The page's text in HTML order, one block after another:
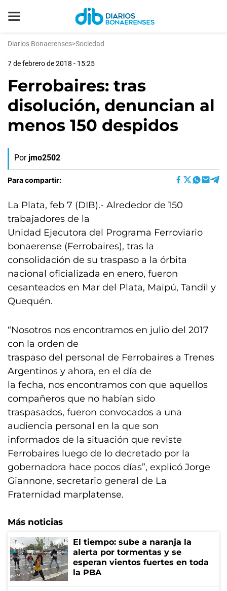
Diarios Bonaerenses>Sociedad
7 de febrero de 2018 - 15:25
Ferrobaires: tras
disolución, denuncian al
menos 150 despidos
Por jmo2502
Para compartir:
La Plata, feb 7 (DIB).- Alrededor de 150
trabajadores de la
Unidad Ejecutora del Programa Ferroviario
bonaerense (Ferrobaires), tras la
consolidación de su traspaso a la órbita
nacional oficializada en enero, fueron
cesanteados en Mar del Plata, Maipú, Tandil y
Quequén.
“Nosotros nos encontramos en julio del 2017
con la orden de
traspaso del personal de Ferrobaires a Trenes
Argentinos y ahora, en el día de
la fecha, nos encontramos con que aquellos
compañeros que no habían sido
traspasados, fueron convocados a una
audiencia personal en la que son
informados de la situación que reviste
Ferrobaires luego de lo decretado por la
gobernadora hace pocos días”, explicó Jorge
Giannone, secretario general de La
Fraternidad marplatense.
Más noticias
El tiempo: sube a naranja la
alerta por tormentas y se
esperan vientos fuertes en toda
la PBA